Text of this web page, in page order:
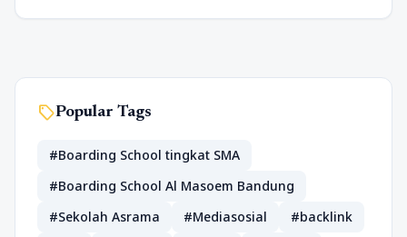
sellPopular Tags
#Boarding School tingkat SMA
#Boarding School Al Masoem Bandung
#Sekolah Asrama
#Mediasosial
#backlink